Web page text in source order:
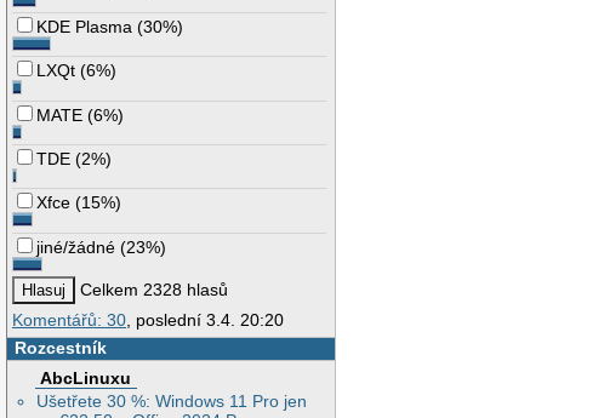
KDE Plasma (30%)
LXQt (6%)
MATE (6%)
TDE (2%)
Xfce (15%)
jiné/žádné (23%)
Celkem 2328 hlasů
Komentářů: 30, poslední 3.4. 20:20
Rozcestník
AbcLinuxu
Ušetřete 30 %: Windows 11 Pro jen